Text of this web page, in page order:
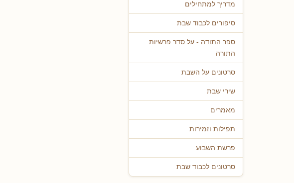
מדריך למתחילים
סיפורים לכבוד שבת
ספר התודה - על סדר פרשיות
התורה
סרטונים על השבת
שירי שבת
מאמרים
תפילות וזמירות
פרשת השבוע
סרטונים לכבוד שבת